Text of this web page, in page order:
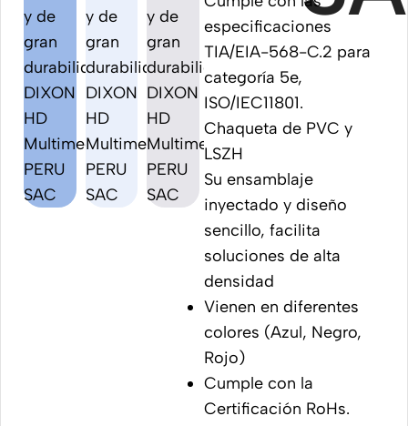
especificaciones
TIA/EIA-568-C.2 para
categoría 5e,
ISO/IEC11801.
Chaqueta de PVC y
LSZH
Su ensamblaje
inyectado y diseño
sencillo, facilita
soluciones de alta
densidad
Vienen en diferentes
colores (Azul, Negro,
Rojo)
Cumple con la
Certificación RoHs.